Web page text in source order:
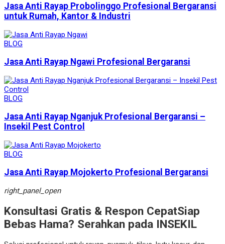
Jasa Anti Rayap Probolinggo Profesional Bergaransi
untuk Rumah, Kantor & Industri
BLOG
Jasa Anti Rayap Ngawi Profesional Bergaransi
BLOG
Jasa Anti Rayap Nganjuk Profesional Bergaransi –
Insekil Pest Control
BLOG
Jasa Anti Rayap Mojokerto Profesional Bergaransi
right_panel_open
Konsultasi Gratis & Respon CepatSiap
Bebas Hama? Serahkan pada INSEKIL